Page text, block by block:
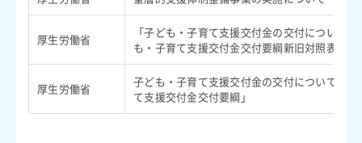
厚生労働省
「子ども・子育て支援交付金の交付について
も・子育て支援交付金交付要綱新旧対照表（案
厚生労働省
子ども・子育て支援交付金の交付について（
て支援交付金交付要綱」